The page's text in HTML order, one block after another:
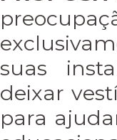
suas
deixar
para